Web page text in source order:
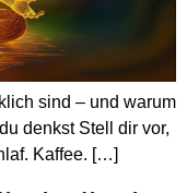
sind – und warum
denkst Stell dir vor,
Kaffee. […]